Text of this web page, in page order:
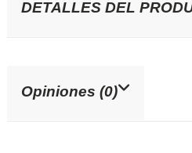
DETALLES DEL
Opiniones (0)